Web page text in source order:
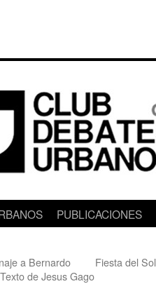
PUBLICACIONES
a Bernardo
de Jesus Gago
Fiesta del